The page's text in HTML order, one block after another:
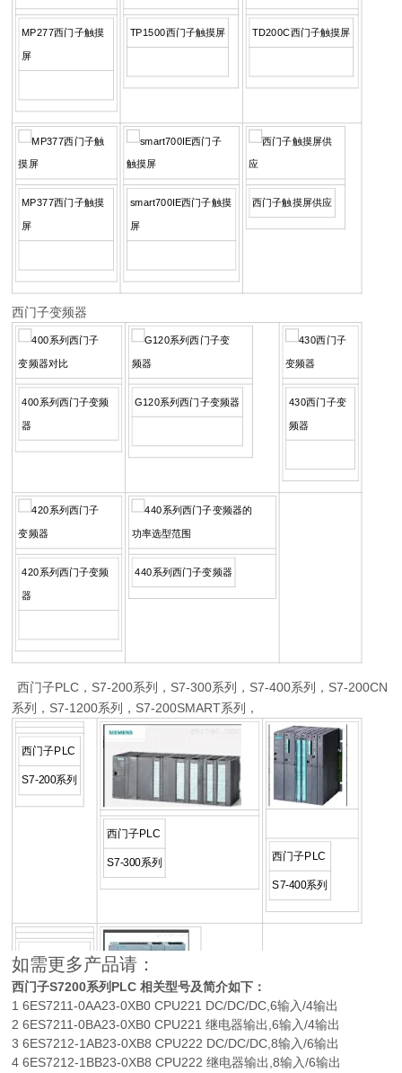
MP277西门子触摸
屏
TP1500西门子触摸屏 TD200C西门子触摸屏
MP377西门子触摸
屏
smart700IE西门子触摸
屏
西门子触摸屏供应
西门子变频器
400系列西门子变频
器
G120系列西门子变频器 430西门子变
频器
420系列西门子变频
器
440系列西门子变频器
西门子PLC，S7-200系列，S7-300系列，S7-400系列，S7-200CN
系列，S7-1200系列，S7-200SMART系列，
西门子PLC
S7-200系列
西门子PLC
S7-300系列
西门子PLC
S7-400系列
西门子PLC
S7-200CN系
列 西门子PLC
如需更多产品请：
西门子S7200系列PLC 相关型号及简介如下：
1 6ES7211-0AA23-0XB0 CPU221 DC/DC/DC,6输入/4输出
2 6ES7211-0BA23-0XB0 CPU221 继电器输出,6输入/4输出
3 6ES7212-1AB23-0XB8 CPU222 DC/DC/DC,8输入/6输出
4 6ES7212-1BB23-0XB8 CPU222 继电器输出,8输入/6输出